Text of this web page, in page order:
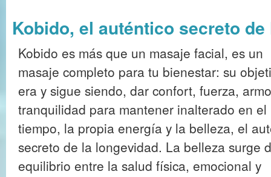
Kobido, el auténtico secreto
Kobido es más que un masaje facial, es un
masaje completo para tu bienestar: su
era y sigue siendo, dar confort, fuerza,
tranquilidad para mantener inalterado en el
tiempo, la propia energía y la belleza, el
secreto de la longevidad. La belleza surge
equilibrio entre la salud física, emocional y